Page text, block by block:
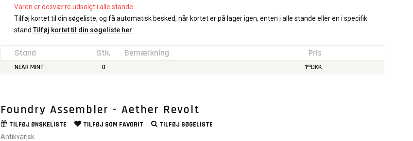
Varen er desværre udsolgt i alle stande.
Tilføj kortet til din søgeliste, og få automatisk besked, når kortet er på lager igen, enten i alle stande eller en i specifik
stand. Tilføj kortet til din søgeliste her
Stand Stk. Bemærkning Pris
NEAR MINT 0 100DKK
Foundry Assembler - Aether Revolt
TILFØJ ØNSKELISTE TILFØJ SOM FAVORIT TILFØJ SØGELISTE
Antikvarisk